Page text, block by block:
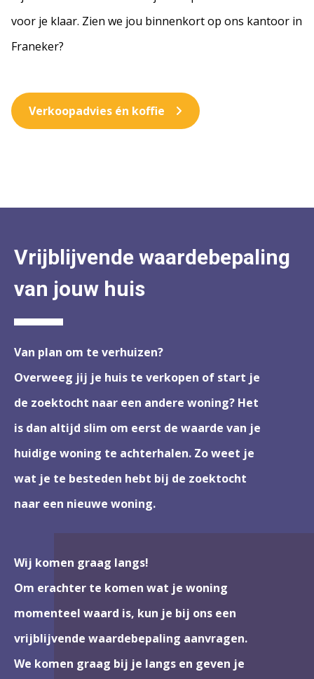
voor je klaar. Zien we jou binnenkort op ons kantoor in
Franeker?
Verkoopadvies én koffie
Vrijblijvende waardebepaling
van jouw huis
Van plan om te verhuizen?
Overweeg jij je huis te verkopen of start je
de zoektocht naar een andere woning? Het
is dan altijd slim om eerst de waarde van je
huidige woning te achterhalen. Zo weet je
wat je te besteden hebt bij de zoektocht
naar een nieuwe woning.
Wij komen graag langs!
Om erachter te komen wat je woning
momenteel waard is, kun je bij ons een
vrijblijvende waardebepaling aanvragen.
We komen graag bij je langs en geven je